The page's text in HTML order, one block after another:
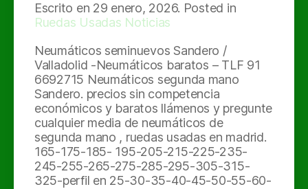
Escrito en 29 enero, 2026. Posted in
Ruedas Usadas Noticias
Neumáticos seminuevos Sandero /
Valladolid -Neumáticos baratos – TLF 91
6692715 Neumáticos segunda mano
Sandero. precios sin competencia
económicos y baratos llámenos y pregunte
cualquier media de neumáticos de
segunda mano , ruedas usadas en madrid.
165-175-185- 195-205-215-225-235-
245-255-265-275-285-295-305-315-
325-perfil en 25-30-35-40-45-50-55-60-